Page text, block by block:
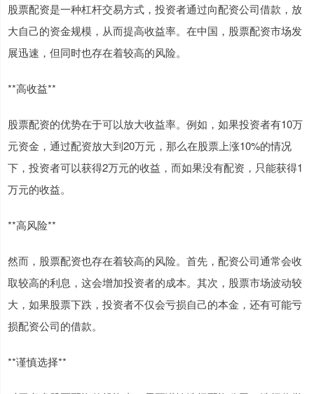
股票配资是一种杠杆交易方式，投资者通过向配资公司借款，放
大自己的资金规模，从而提高收益率。在中国，股票配资市场发
展迅速，但同时也存在着较高的风险。
**高收益**
股票配资的优势在于可以放大收益率。例如，如果投资者有10万
元资金，通过配资放大到20万元，那么在股票上涨10%的情况
下，投资者可以获得2万元的收益，而如果没有配资，只能获得1
万元的收益。
**高风险**
然而，股票配资也存在着较高的风险。首先，配资公司通常会收
取较高的利息，这会增加投资者的成本。其次，股票市场波动较
大，如果股票下跌，投资者不仅会亏损自己的本金，还有可能亏
损配资公司的借款。
**谨慎选择**